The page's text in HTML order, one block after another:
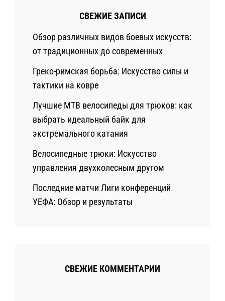
СВЕЖИЕ ЗАПИСИ
Обзор различных видов боевых искусств:
от традиционных до современных
Греко-римская борьба: Искусство силы и
тактики на ковре
Лучшие MTB велосипеды для трюков: как
выбрать идеальный байк для
экстремального катания
Велосипедные трюки: Искусство
управления двухколесным другом
Последние матчи Лиги конференций
УЕФА: Обзор и результаты
СВЕЖИЕ КОММЕНТАРИИ